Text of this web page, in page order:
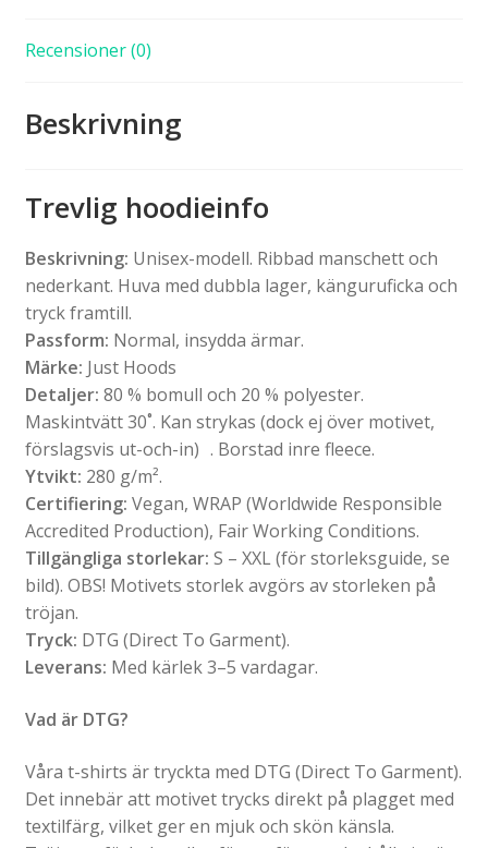
Recensioner (0)
Beskrivning
Trevlig hoodieinfo
Beskrivning: Unisex-modell. Ribbad manschett och
nederkant. Huva med dubbla lager, känguruficka och
tryck framtill.
Passform: Normal, insydda ärmar.
Märke: Just Hoods
Detaljer: 80 % bomull och 20 % polyester.
Maskintvätt 30˚. Kan strykas (dock ej över motivet,
förslagsvis ut-och-in) . Borstad inre fleece.
Ytvikt: 280 g/m².
Certifiering: Vegan, WRAP (Worldwide Responsible
Accredited Production), Fair Working Conditions.
Tillgängliga storlekar: S – XXL (för storleksguide, se
bild). OBS! Motivets storlek avgörs av storleken på
tröjan.
Tryck: DTG (Direct To Garment).
Leverans: Med kärlek 3–5 vardagar.
Vad är DTG?
Våra t-shirts är tryckta med DTG (Direct To Garment).
Det innebär att motivet trycks direkt på plagget med
textilfärg, vilket ger en mjuk och skön känsla.